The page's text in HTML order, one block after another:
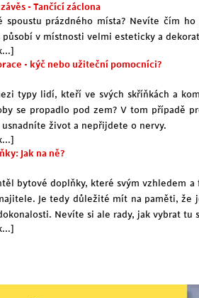
- Tančící záclona
spoustu prázdného místa? Nevíte čím
působí v místnosti velmi esteticky a
- kýč nebo užiteční pomocníci?
typy lidí, kteří ve svých skříňkách a
se propadlo pod zem? V tom případě
život a nepřijdete o nervy.
Jak na ně?
bytové doplňky, které svým vzhledem
Je tedy důležité mít na paměti, že
Nevíte si ale rady, jak vybrat tu